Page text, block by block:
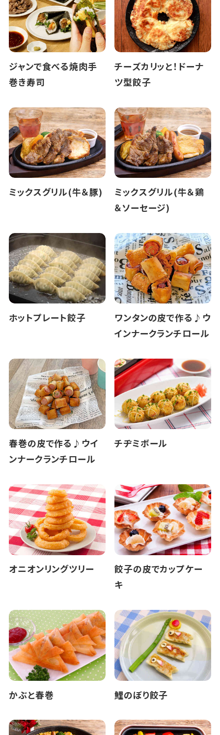
ジャンで食べる焼肉手
巻き寿司
チーズカリッと！ドーナ
ツ型餃子
ミックスグリル(牛＆豚)
ミックスグリル(牛＆鶏
＆ソーセージ)
ホットプレート餃子
ワンタンの皮で作る♪ウ
インナークランチロール
春巻の皮で作る♪ウイ
ンナークランチロール
チヂミボール
オニオンリングツリー
餃子の皮でカップケー
キ
かぶと春巻 鯉のぼり餃子